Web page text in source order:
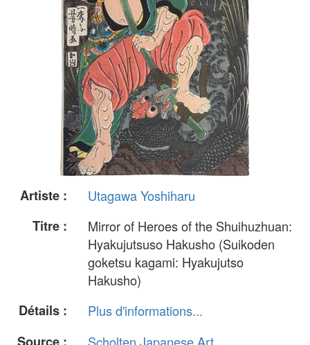
Artiste :
Utagawa Yoshiharu
Titre :
Mirror of Heroes of the Shuihuzhuan:
Hyakujutsuso Hakusho (Suikoden
goketsu kagami: Hyakujutso
Hakusho)
Détails :
Plus d'informations...
Source :
Scholten Japanese Art